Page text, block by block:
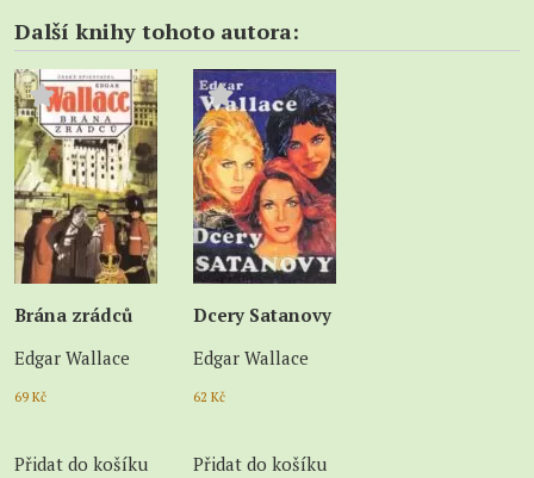
Další knihy tohoto autora:
Brána zrádců
Edgar Wallace
69 Kč
Přidat do košíku
Dcery Satanovy
Edgar Wallace
62 Kč
Přidat do košíku